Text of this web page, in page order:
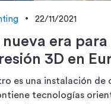
22/11/2021
nueva era para
3D en
es una instalación de
tecnologías